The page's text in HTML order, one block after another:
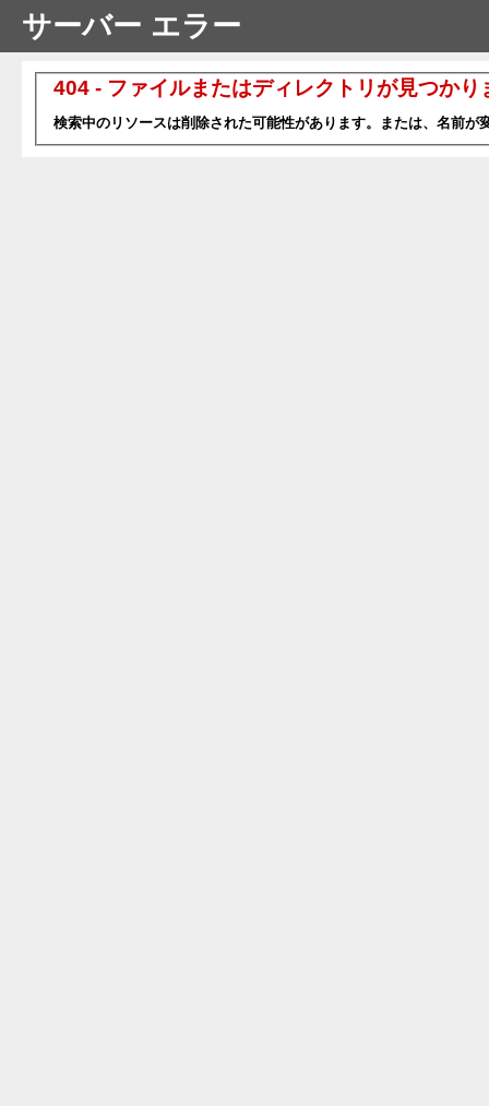
サーバー エラー
404 - ファイルまたはディレクトリが見つかり
検索中のリソースは削除された可能性があります。または、名前